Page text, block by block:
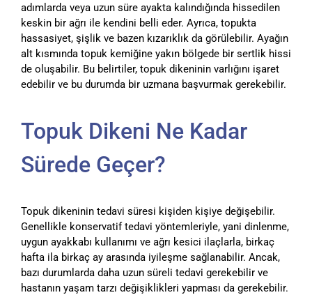
adımlarda veya uzun süre ayakta kalındığında hissedilen
keskin bir ağrı ile kendini belli eder. Ayrıca, topukta
hassasiyet, şişlik ve bazen kızarıklık da görülebilir. Ayağın
alt kısmında topuk kemiğine yakın bölgede bir sertlik hissi
de oluşabilir. Bu belirtiler, topuk dikeninin varlığını işaret
edebilir ve bu durumda bir uzmana başvurmak gerekebilir.
Topuk Dikeni Ne Kadar
Sürede Geçer?
Topuk dikeninin tedavi süresi kişiden kişiye değişebilir.
Genellikle konservatif tedavi yöntemleriyle, yani dinlenme,
uygun ayakkabı kullanımı ve ağrı kesici ilaçlarla, birkaç
hafta ila birkaç ay arasında iyileşme sağlanabilir. Ancak,
bazı durumlarda daha uzun süreli tedavi gerekebilir ve
hastanın yaşam tarzı değişiklikleri yapması da gerekebilir.